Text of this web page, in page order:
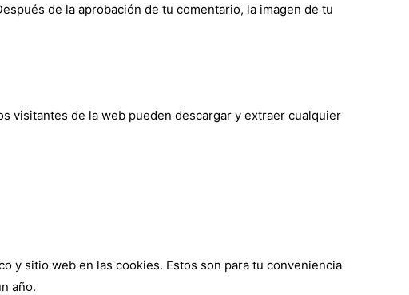
de la aprobación de tu comentario, la imagen de tu
visitantes de la web pueden descargar y extraer cualquier
y sitio web en las cookies. Estos son para tu conveniencia
año.